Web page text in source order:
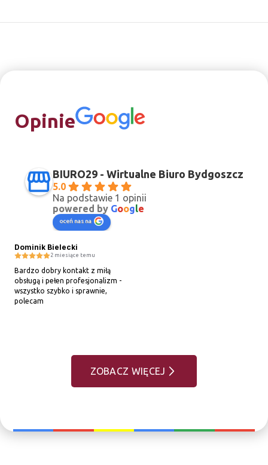
Opinie
BIURO29 - Wirtualne Biuro Bydgoszcz
5.0
Na podstawie 1 opinii
powered by Google
oceń nas na
Dominik Bielecki
2 miesiące temu
Bardzo dobry kontakt z miłą
obsługą i pełen profesjonalizm -
wszystko szybko i sprawnie,
polecam
ZOBACZ WIĘCEJ